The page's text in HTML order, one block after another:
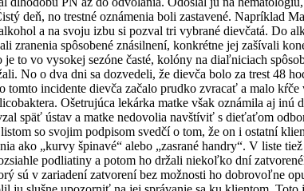
deň, no trestné oznámenia boli zastavené. Napríklad
a na svoju izbu si pozval tri vybrané dievčatá. Do
zranenia spôsobené znásilnení, konkrétne jej zašívali
to vo vysokej sezóne časté, kolóny na diaľniciach
No o dva dni sa dozvedeli, že dievča bolo za trest 48
tomto incidente dievča začalo prudko zvracať a malo
Ošetrujúca lekárka matke však oznámila aj
späť ústav a matke nedovolia navštíviť s dieťaťom
so svojim podpisom svedčí o tom, že on i ostatní
ako „kurvy špinavé“ alebo „zasrané handry“. V liste
podliatiny a potom ho držali niekoľko dní
sú v zariadení zatvorení bez možnosti ho dobrovoľne